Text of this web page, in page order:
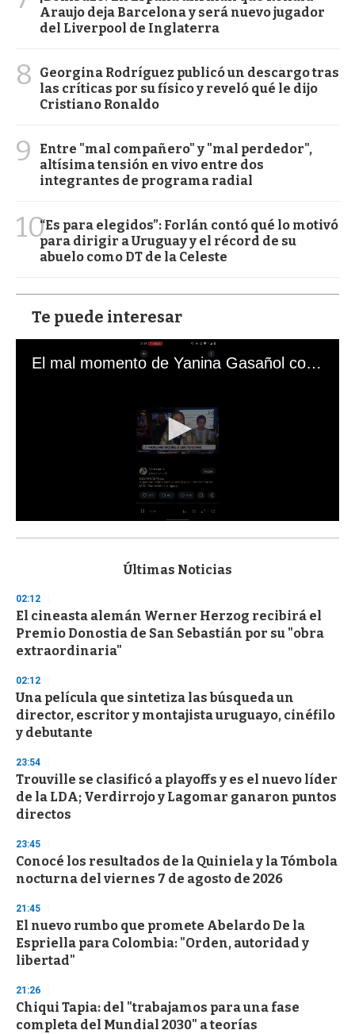
Araujo deja Barcelona y será nuevo jugador
del Liverpool de Inglaterra
8
Georgina Rodríguez publicó un descargo tras
las críticas por su físico y reveló qué le dijo
Cristiano Ronaldo
9
Entre "mal compañero" y "mal perdedor",
altísima tensión en vivo entre dos
integrantes de programa radial
10“Es para elegidos”: Forlán contó qué lo motivó
para dirigir a Uruguay y el récord de su
abuelo como DT de la Celeste
Te puede interesar
El mal momento de Yanina Gasañol con un hincha argentino en "Subrayado"
s
d
s
o
f
3
s
e
c
o
n
d
Últimas Noticias
02:12
El cineasta alemán Werner Herzog recibirá el
Premio Donostia de San Sebastián por su "obra
extraordinaria"
02:12
Una película que sintetiza las búsqueda un
director, escritor y montajista uruguayo, cinéfilo
y debutante
23:54
Trouville se clasificó a playoffs y es el nuevo líder
de la LDA; Verdirrojo y Lagomar ganaron puntos
directos
23:45
Conocé los resultados de la Quiniela y la Tómbola
nocturna del viernes 7 de agosto de 2026
21:45
El nuevo rumbo que promete Abelardo De la
Espriella para Colombia: "Orden, autoridad y
libertad"
21:26
Chiqui Tapia: del "trabajamos para una fase
completa del Mundial 2030" a teorías